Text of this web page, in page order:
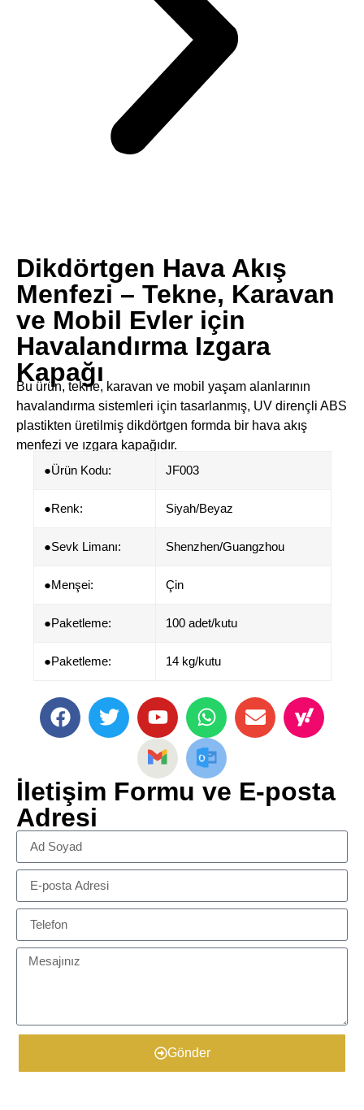
Dikdörtgen Hava Akış
Menfezi – Tekne, Karavan
ve Mobil Evler için
Havalandırma Izgara
Kapağı​​
Bu ürün, ​​tekne, karavan ve mobil yaşam alanlarının
havalandırma sistemleri​​ için tasarlanmış, ​​UV dirençli ABS
plastikten​​ üretilmiş dikdörtgen formda bir hava akış
menfezi ve ızgara kapağıdır.
●Ürün Kodu:
JF003
●​​Renk: Siyah/Beyaz
●Sevk Limanı: Shenzhen/Guangzhou
●​Menşei: Çin
●Paketleme: 100 adet/kutu
●Paketleme: 14 kg/kutu
İletişim Formu ve E-posta
Adresi
Gönder